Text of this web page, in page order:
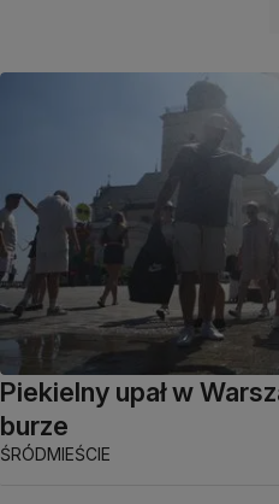
Piekielny upał w
burze
ŚRÓDMIEŚCIE